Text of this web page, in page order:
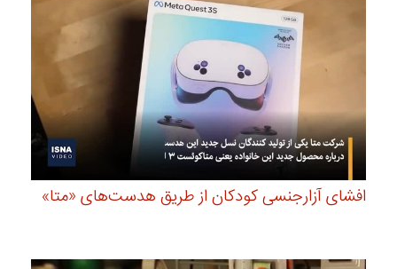
افشای آزارجنسی کودکان از طریق هدست‌های «متا»